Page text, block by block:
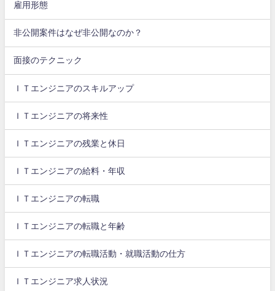
雇用形態
非公開案件はなぜ非公開なのか？
面接のテクニック
ＩＴエンジニアのスキルアップ
ＩＴエンジニアの将来性
ＩＴエンジニアの残業と休日
ＩＴエンジニアの給料・年収
ＩＴエンジニアの転職
ＩＴエンジニアの転職と年齢
ＩＴエンジニアの転職活動・就職活動の仕方
ＩＴエンジニア求人状況